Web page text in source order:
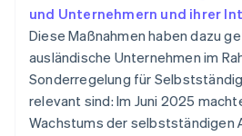
und Unternehmern und ihrer
Diese Maßnahmen haben dazu
ausländische Unternehmen im
Sonderregelung für
relevant sind: Im Juni 2025
Wachstums der selbstständigen